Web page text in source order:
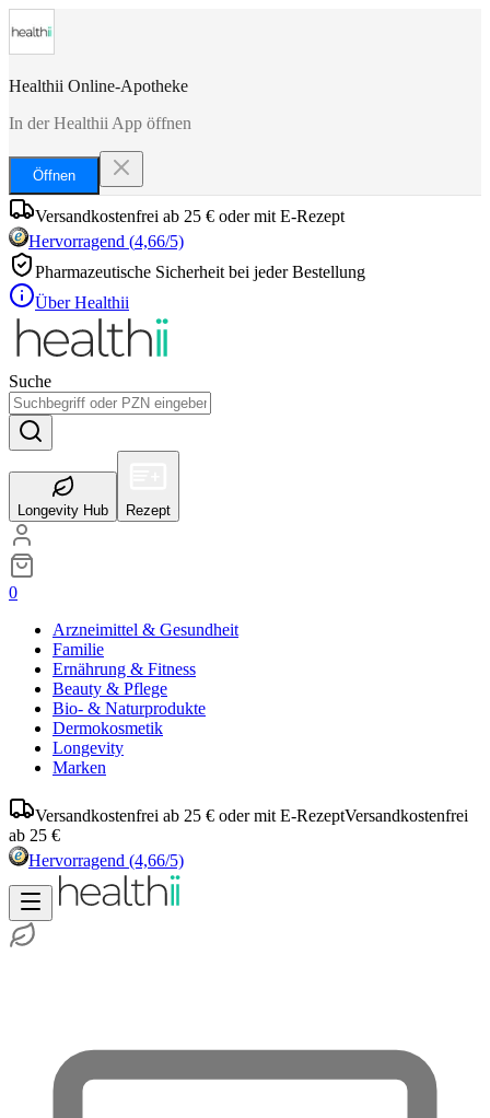
Healthii Online-Apotheke
In der Healthii App öffnen
Öffnen
Versandkostenfrei ab 25 € oder mit E-Rezept
Hervorragend (4,66/5)
Pharmazeutische Sicherheit bei jeder Bestellung
Über Healthii
Suche
Longevity Hub Rezept
0
Arzneimittel & Gesundheit
Familie
Ernährung & Fitness
Beauty & Pflege
Bio- & Naturprodukte
Dermokosmetik
Longevity
Marken
Versandkostenfrei ab 25 € oder mit E-RezeptVersandkostenfrei
ab 25 €
Hervorragend (4,66/5)